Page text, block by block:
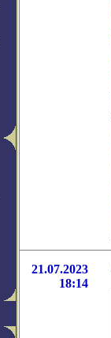
21.07.2023
18:14